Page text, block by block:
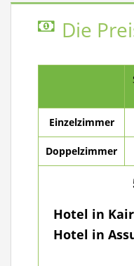
Die
Einzelzimmer
Doppelzimmer
Hotel in
Hotel in